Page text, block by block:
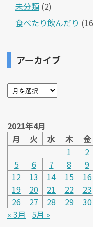
未分類 (2)
食べたり飲んだり
アーカイブ
2021年4月
月
火 水 木 金
1
2
5
6 7 8 9
12
13 14 15 16
19
20 21 22 23
26
27 28 29
30
« 3月
5月 »